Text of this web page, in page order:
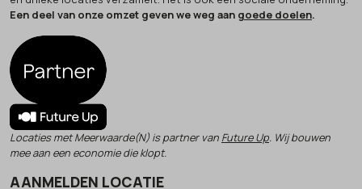
Een deel van onze omzet geven we weg aan goede doelen.
Locaties met Meerwaarde(N) is partner van Future Up. Wij bouwen
mee aan een economie die klopt.
AANMELDEN LOCATIE